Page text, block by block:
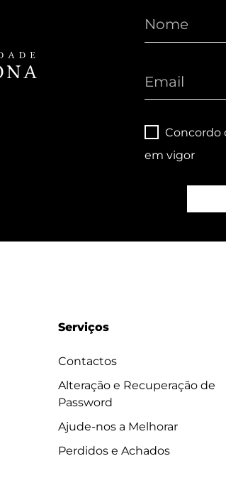
Concordo
em vigor
Serviços
Contactos
Alteração e Recuperação de
Password
Ajude-nos a Melhorar
Perdidos e Achados